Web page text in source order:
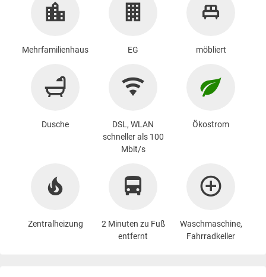
Mehrfamilienhaus EG möbliert
Dusche
DSL, WLAN
schneller als 100
Mbit/s
Ökostrom
Zentralheizung
2 Minuten zu Fuß
entfernt
Waschmaschine,
Fahrradkeller